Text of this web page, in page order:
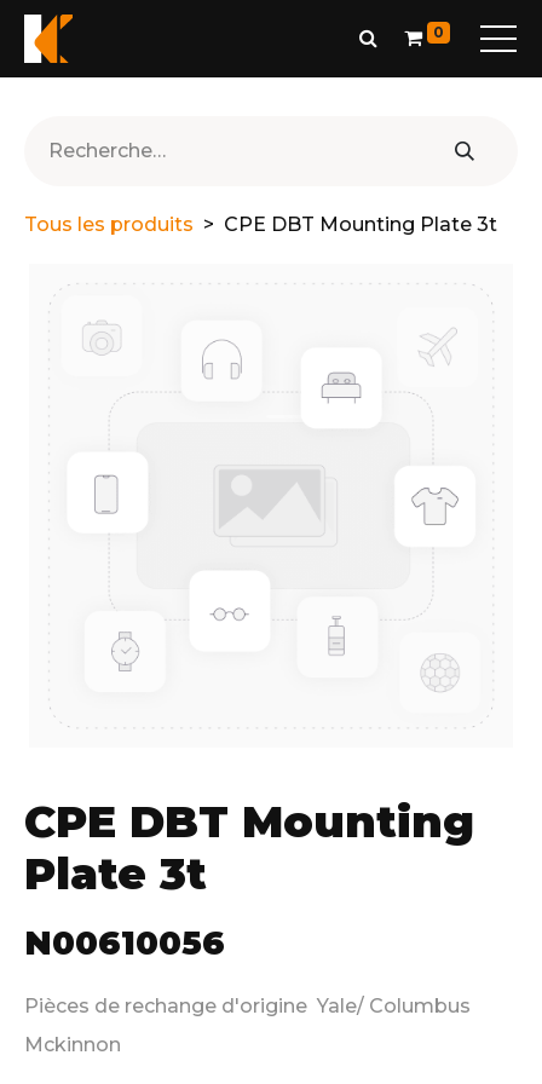
0
Tous les produits CPE DBT Mounting Plate 3t
CPE DBT Mounting
Plate 3t
N00610056
Pièces de rechange d'origine Yale/ Columbus
Mckinnon